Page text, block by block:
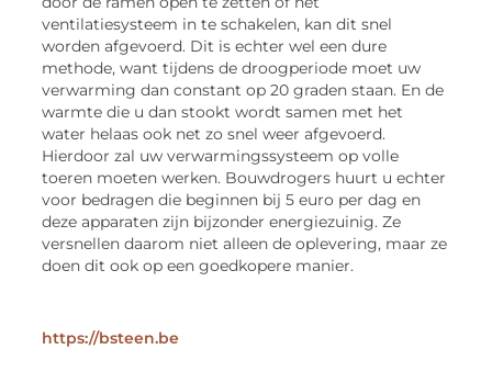
ventilatiesysteem in te schakelen, kan dit snel
worden afgevoerd. Dit is echter wel een dure
methode, want tijdens de droogperiode moet uw
verwarming dan constant op 20 graden staan. En de
warmte die u dan stookt wordt samen met het
water helaas ook net zo snel weer afgevoerd.
Hierdoor zal uw verwarmingssysteem op volle
toeren moeten werken. Bouwdrogers huurt u echter
voor bedragen die beginnen bij 5 euro per dag en
deze apparaten zijn bijzonder energiezuinig. Ze
versnellen daarom niet alleen de oplevering, maar ze
doen dit ook op een goedkopere manier.
https://bsteen.be